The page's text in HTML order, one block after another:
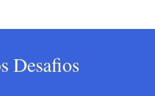
Desafios